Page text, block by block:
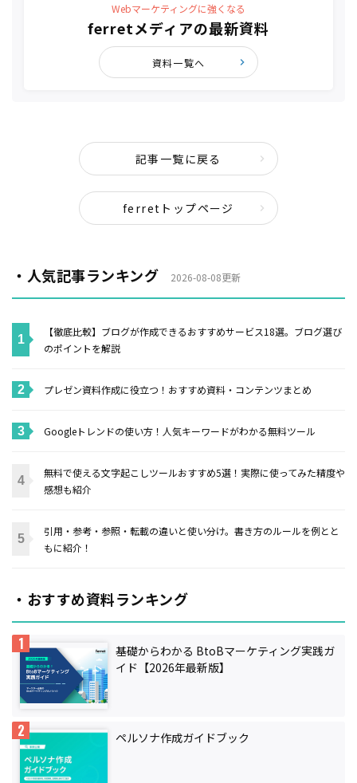
Webマーケティングに強くなる
ferretメディアの最新資料
資料一覧へ
記事一覧に戻る
ferretトップページ
・人気記事ランキング 2026-08-08更新
【徹底比較】ブログが作成できるおすすめサービス18選。ブログ選び
のポイントを解説
プレゼン資料作成に役立つ！おすすめ資料・コンテンツまとめ
Googleトレンドの使い方！人気キーワードがわかる無料ツール
無料で使える文字起こしツールおすすめ5選！実際に使ってみた精度や
感想も紹介
引用・参考・参照・転載の違いと使い分け。書き方のルールを例とと
もに紹介！
・おすすめ資料ランキング
基礎からわかる BtoBマーケティング実践ガ
イド【2026年最新版】
ペルソナ作成ガイドブック